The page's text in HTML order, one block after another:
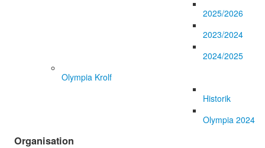
2025/2026
2023/2024
2024/2025
Olympia Krolf
Historik
Olympia 2024
Organisation